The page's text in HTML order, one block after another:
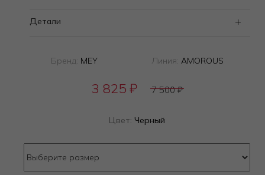
Детали
Бренд: MEY Линия: AMOROUS
3 825 ₽ 7 500₽
Цвет: Черный